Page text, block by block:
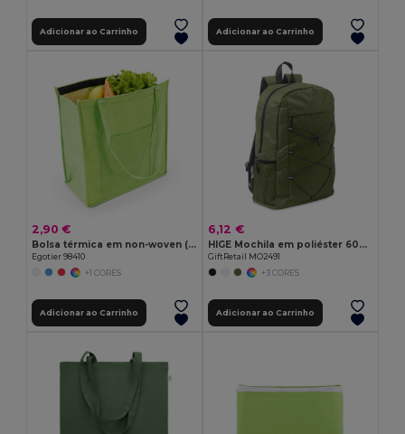
Adicionar ao Carrinho Adicionar ao Carrinho
2,90 €
Bolsa térmica em non-woven (80 g/m²)
Egotier 98410
+1 CORES
Adicionar ao Carrinho
6,12 €
HIGE Mochila em poliéster 600D RPET
GiftRetail MO2491
+3 CORES
Adicionar ao Carrinho